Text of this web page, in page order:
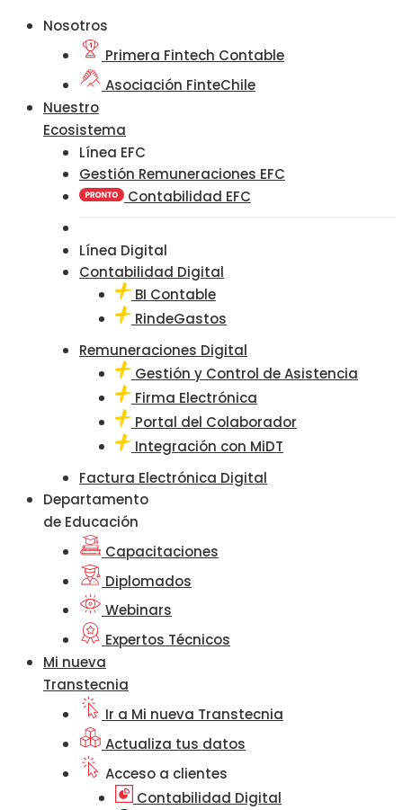
Nosotros
Primera Fintech Contable
Asociación FinteChile
Nuestro
Ecosistema
Línea EFC
Gestión Remuneraciones EFC
Contabilidad EFC
Línea Digital
Contabilidad Digital
BI Contable
RindeGastos
Remuneraciones Digital
Gestión y Control de Asistencia
Firma Electrónica
Portal del Colaborador
Integración con MiDT
Factura Electrónica Digital
Departamento
de Educación
Capacitaciones
Diplomados
Webinars
Expertos Técnicos
Mi nueva
Transtecnia
Ir a Mi nueva Transtecnia
Actualiza tus datos
Acceso a clientes
Contabilidad Digital